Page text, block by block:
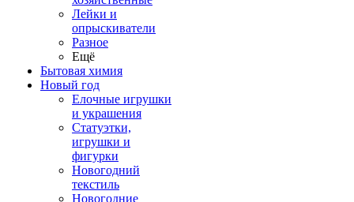
Лейки и
опрыскиватели
Разное
Ещё
Бытовая химия
Новый год
Елочные игрушки
и украшения
Статуэтки,
игрушки и
фигурки
Новогодний
текстиль
Новогодние